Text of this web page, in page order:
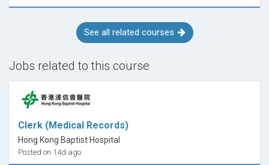
See all related courses
Jobs related to this course
Clerk (Medical Records)
Hong Kong Baptist Hospital
Posted on 14d ago